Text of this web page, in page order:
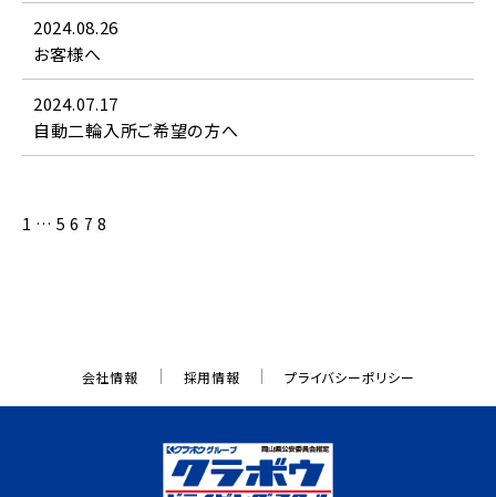
2024.08.26
お客様へ
2024.07.17
自動二輪入所ご希望の方へ
1 … 5 6 7 8
会社情報 採用情報 プライバシーポリシー